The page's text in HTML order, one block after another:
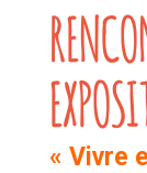
« Vivre